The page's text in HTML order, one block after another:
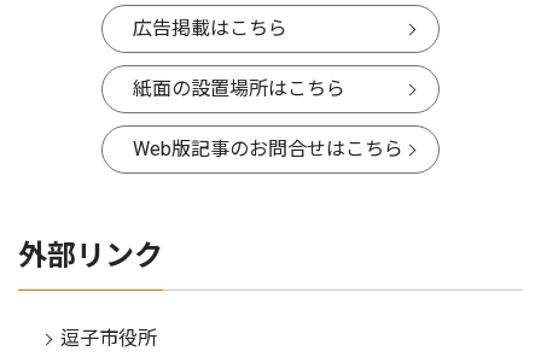
広告掲載はこちら
紙面の設置場所はこちら
Web版記事のお問合せはこちら
外部リンク
逗子市役所